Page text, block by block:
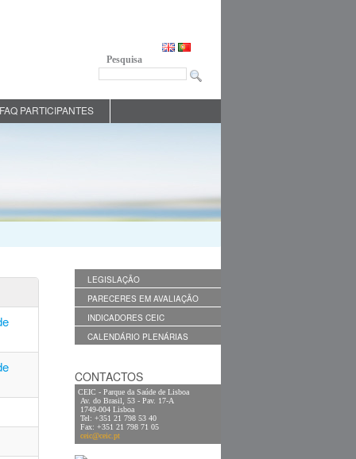
Pesquisa
FAQ PARTICIPANTES
LEGISLAÇÃO
PARECERES EM AVALIAÇÃO
INDICADORES CEIC
CALENDÁRIO PLENÁRIAS
CONTACTOS
CEIC - Parque da Saúde de Lisboa
Av. do Brasil, 53 - Pav. 17-A
1749-004 Lisboa
Tel: +351 21 798 53 40
Fax: +351 21 798 71 05
ceic@ceic.pt